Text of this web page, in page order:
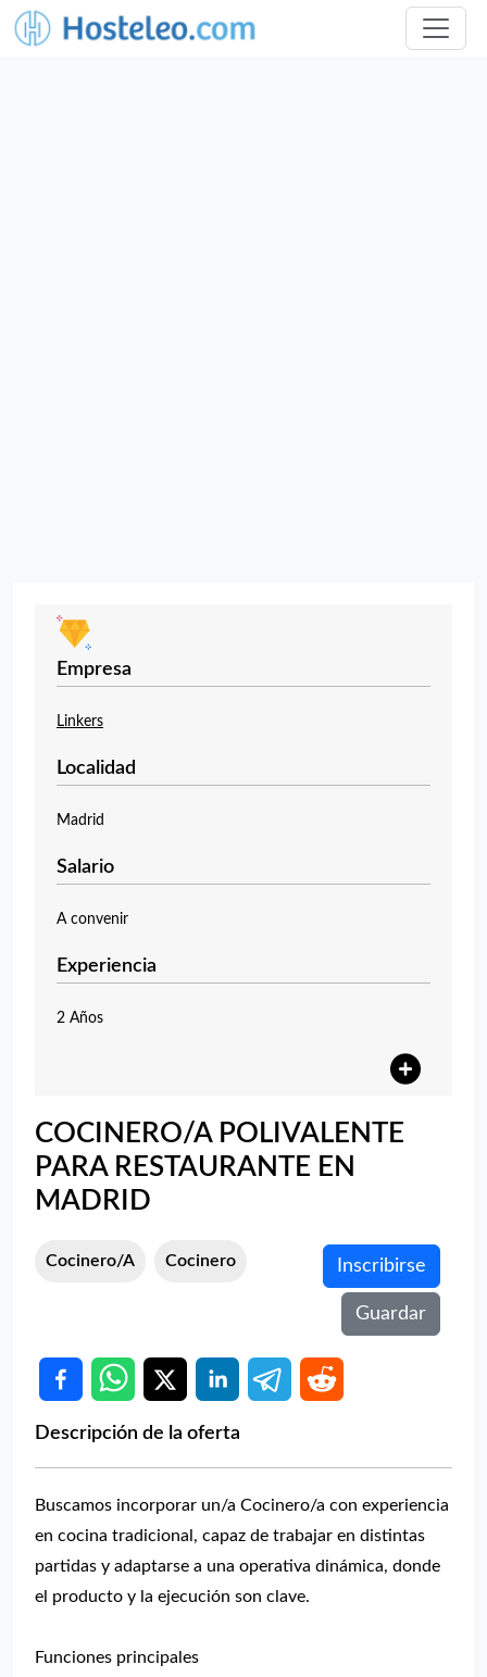
Empresa
Linkers
Localidad
Madrid
Salario
A convenir
Experiencia
2 Años
COCINERO/A POLIVALENTE
PARA RESTAURANTE EN
MADRID
Cocinero/a Cocinero Inscribirse
Guardar
Descripción de la oferta
Buscamos incorporar un/a Cocinero/a con experiencia
en cocina tradicional, capaz de trabajar en distintas
partidas y adaptarse a una operativa dinámica, donde
el producto y la ejecución son clave.
Funciones principales